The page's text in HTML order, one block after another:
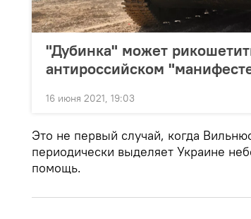
"Дубинка" может
антироссийском
16 июня 2021, 19:03
Это не первый случай, когда
периодически выделяет Украине
помощь.